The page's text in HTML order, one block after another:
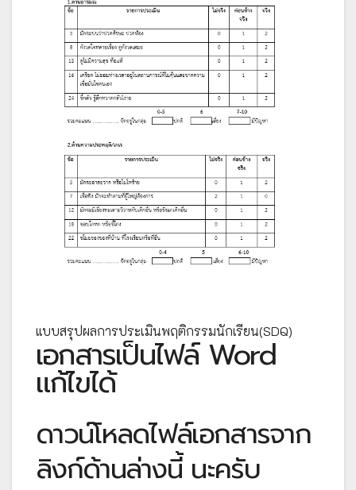
แบบสรุปผลการประเมินพฤติกรรมนักเรียน(SDQ)
เอกสารเป็นไฟล์ Word
แก้ไขได้
ดาวน์โหลดไฟล์เอกสารจาก
ลิงก์ด้านล่างนี้ นะครับ